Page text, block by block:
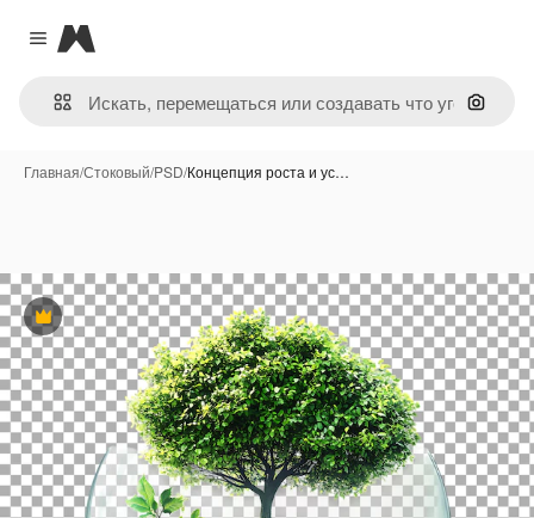
Close menu
Magnific
Поиск
Главная/Стоковый/PSD/Концепция роста и ус…
Премиум